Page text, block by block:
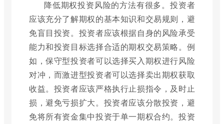
降低期权投资风险的方法有很多。投资者
应该充分了解期权的基本知识和交易规则，避
免盲目投资。投资者应该根据自身的风险承受
能力和投资目标选择合适的期权交易策略。例
如，保守型投资者可以选择买入期权进行风险
对冲，而激进型投资者可以选择卖出期权获取
收益。投资者应该严格执行止损指令，及时止
损，避免亏损扩大。投资者应该分散投资，避
免将所有资金集中投资于单一期权合约。投资